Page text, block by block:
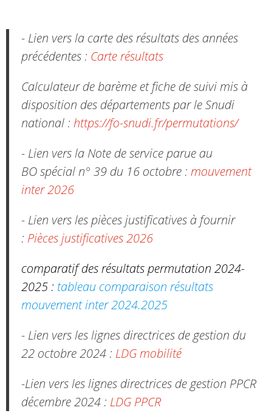
- Lien vers la carte des résultats des années
précédentes : Carte résultats
Calculateur de barème et fiche de suivi mis à
disposition des départements par le Snudi
national : https://fo-snudi.fr/permutations/
- Lien vers la Note de service parue au
BO spécial n° 39 du 16 octobre : mouvement
inter 2026
- Lien vers les pièces justificatives à fournir
: Pièces justificatives 2026
comparatif des résultats permutation 2024-
2025 : tableau comparaison résultats
mouvement inter 2024.2025
- Lien vers les lignes directrices de gestion du
22 octobre 2024 : LDG mobilité
-Lien vers les lignes directrices de gestion PPCR
décembre 2024 : LDG PPCR